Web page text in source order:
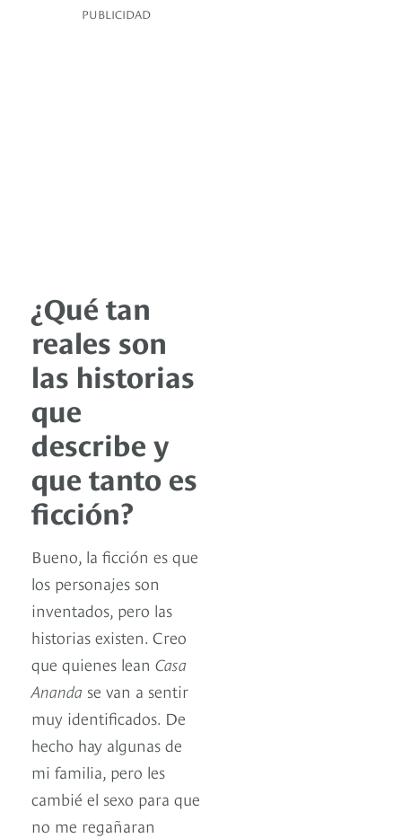
PUBLICIDAD
¿Qué tan
reales son
las historias
que
describe y
que tanto es
ficción?
Bueno, la ficción es que
los personajes son
inventados, pero las
historias existen. Creo
que quienes lean Casa
Ananda se van a sentir
muy identificados. De
hecho hay algunas de
mi familia, pero les
cambié el sexo para que
no me regañaran